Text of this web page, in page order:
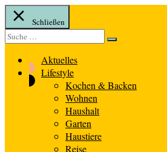
Schließen
Suche
nach:
Suche
Aktuelles
Lifestyle
Kochen & Backen
Wohnen
Haushalt
Garten
Haustiere
Reise